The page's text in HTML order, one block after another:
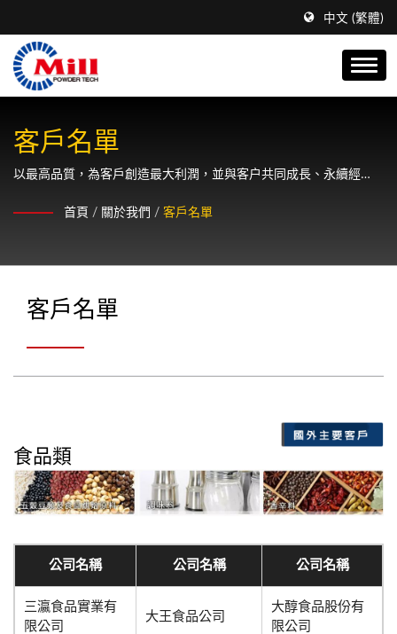
中文 (繁體)
客戶名單
以最高品質，為客戶創造最大利潤，並與客户共同成長、永續經
首頁 / 關於我們 / 客戶名單
客戶名單
食品類
公司名稱 公司名稱 公司名稱
三瀛食品實業有
限公司
大王食品公司
大醇食品股份有
限公司